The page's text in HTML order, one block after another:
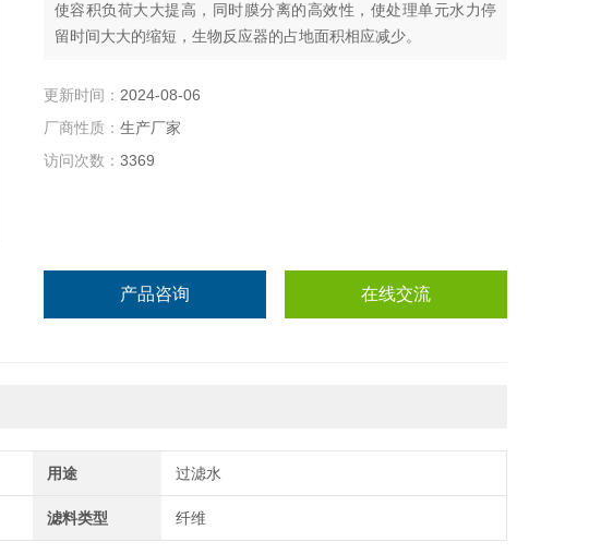
使容积负荷大大提高，同时膜分离的高效性，使处理单元水力停
留时间大大的缩短，生物反应器的占地面积相应减少。
更新时间： 2024-08-06
厂商性质： 生产厂家
访问次数： 3369
产品咨询 在线交流
用途 过滤水
滤料类型 纤维